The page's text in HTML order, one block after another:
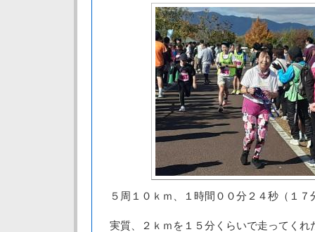
５周１０ｋｍ、１時間００分２４秒（１７
実質、２ｋｍを１５分くらいで走ってくれ